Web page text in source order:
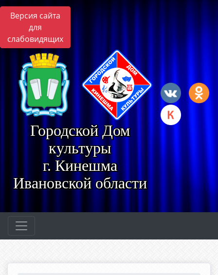
Версия сайта
для
слабовидящих
Городской Дом
культуры
г. Кинешма
Ивановской области